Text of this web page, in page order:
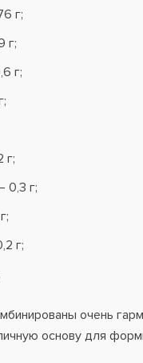
г;
г;
г;
г;
0,3 г;
г;
очень
основу для